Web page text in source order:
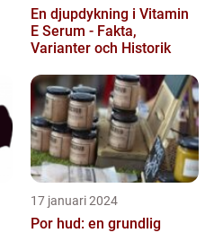
En djupdykning i Vitamin
E Serum - Fakta,
Varianter och Historik
17 januari 2024
Por hud: en grundlig